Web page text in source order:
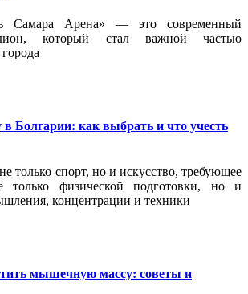
Самара Арена» — это современный
который стал важной частью
в Болгарии: как выбрать и что учесть
только спорт, но и искусство, требующее
только физической подготовки, но и
концентрации и техники
мышечную массу: советы и